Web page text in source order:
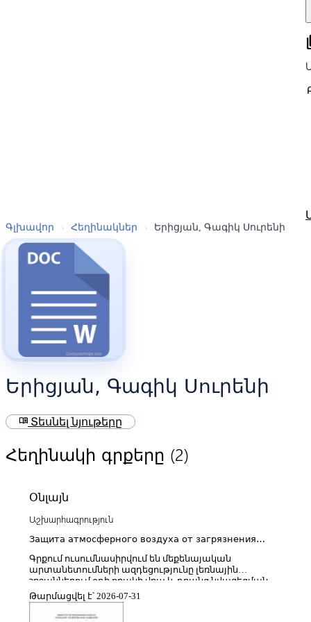
Գլխավոր › Հեղինակներ › Երիցյան, Գագիկ Սուրենի
Երիցյան, Գագիկ Սուրենի
menu_book Տեսնել նյութերը
Հեղինակի գրքերը (2)
Օնլայն
Աշխարհագրություն
Защита атмосферного воздуха от загрязнения
Գրքում ուսումնասիրվում են մեքենայական
արտանետումների ազդեցությունը լեռնային
շրջաններում օդի որակի վրա և դրանց նվազեցման
հնարավոր լուծումները, վերլուծվում են լեռնային
տարածքների բնագիտական
առանձնահատկությունները՝ օդափոխության և
Թարմացվել է՝ 2026-07-31